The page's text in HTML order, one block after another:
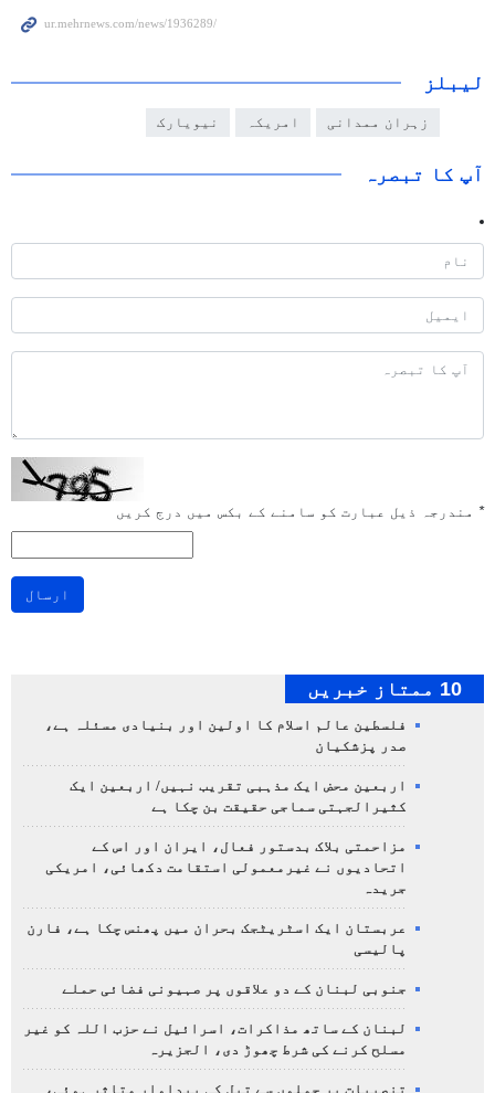
لیبلز
زہران ممدانی امریکہ نیویارک
آپ کا تبصرہ
* مندرجہ ذیل عبارت کو سامنے کے بکس میں درج کریں
ارسال
10 ممتاز خبریں
فلسطین عالم اسلام کا اولین اور بنیادی مسئلہ ہے،
صدر پزشکیان
اربعین محض ایک مذہبی تقریب نہیں/ اربعین ایک
کثیرالجہتی سماجی حقیقت بن چکا ہے
مزاحمتی بلاک بدستور فعال، ایران اور اس کے
اتحادیوں نے غیرمعمولی استقامت دکھائی، امریکی
جریدہ
عربستان ایک اسٹریٹجک بحران میں پھنس چکا ہے، فارن
پالیسی
جنوبی لبنان کے دو علاقوں پر صہیونی فضائی حملے
لبنان کے ساتھ مذاکرات، اسرائیل نے حزب اللہ کو غیر
مسلح کرنے کی شرط چھوڑ دی، الجزیرہ